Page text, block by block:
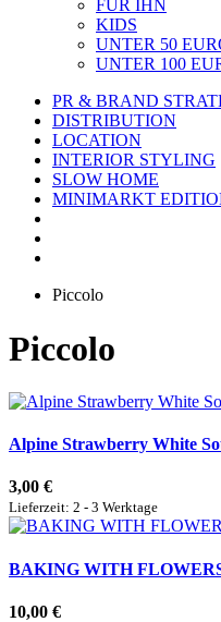
FÜR IHN
KIDS
UNTER 50
UNTER 100
PR & BRAND
DISTRIBUTION
LOCATION
INTERIOR STYLING
SLOW HOME
MINIMARKT
Piccolo
Piccolo
Alpine Strawberry White
3,00 €
Lieferzeit: 2 - 3 Werktage
BAKING WITH FLOWERS
10,00 €